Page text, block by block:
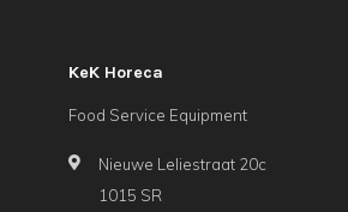
KeK Horeca
Food Service Equipment
Nieuwe Leliestraat 20c
1015 SR